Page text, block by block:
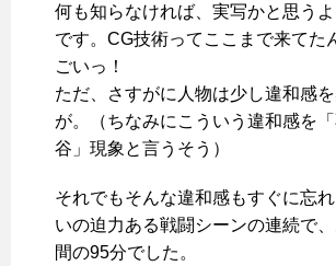
何も知らなければ、実写かと思う
です。CG技術ってここまで来てた
ごいっ！
ただ、さすがに人物は少し違和感
が。（ちなみにこういう違和感を
谷」現象と言うそう）
それでもそんな違和感もすぐに忘
いの迫力ある戦闘シーンの連続で
間の95分でした。